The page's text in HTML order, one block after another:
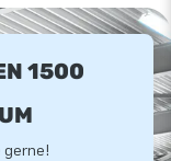
1500
gerne!